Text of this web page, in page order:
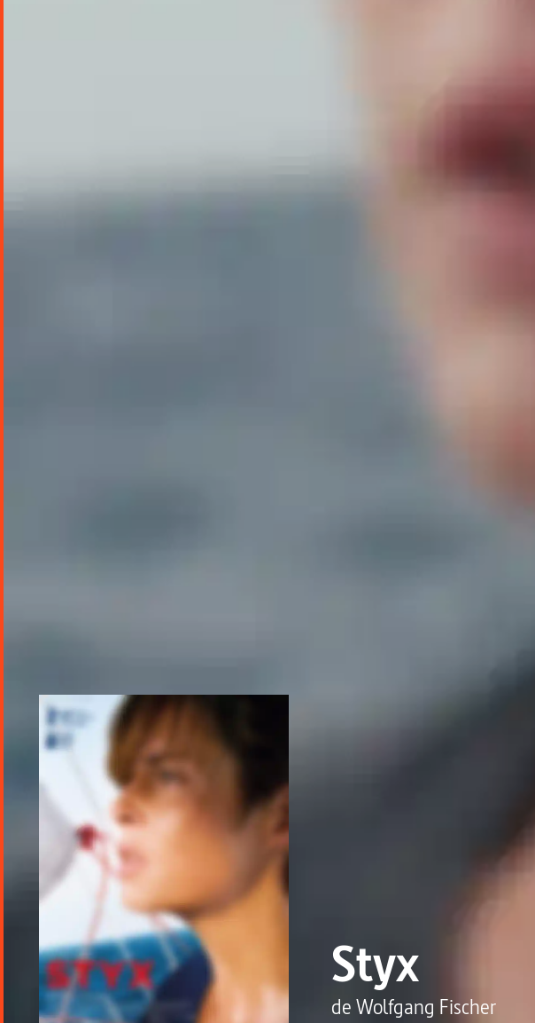
Styx
deWolfgang Fischer